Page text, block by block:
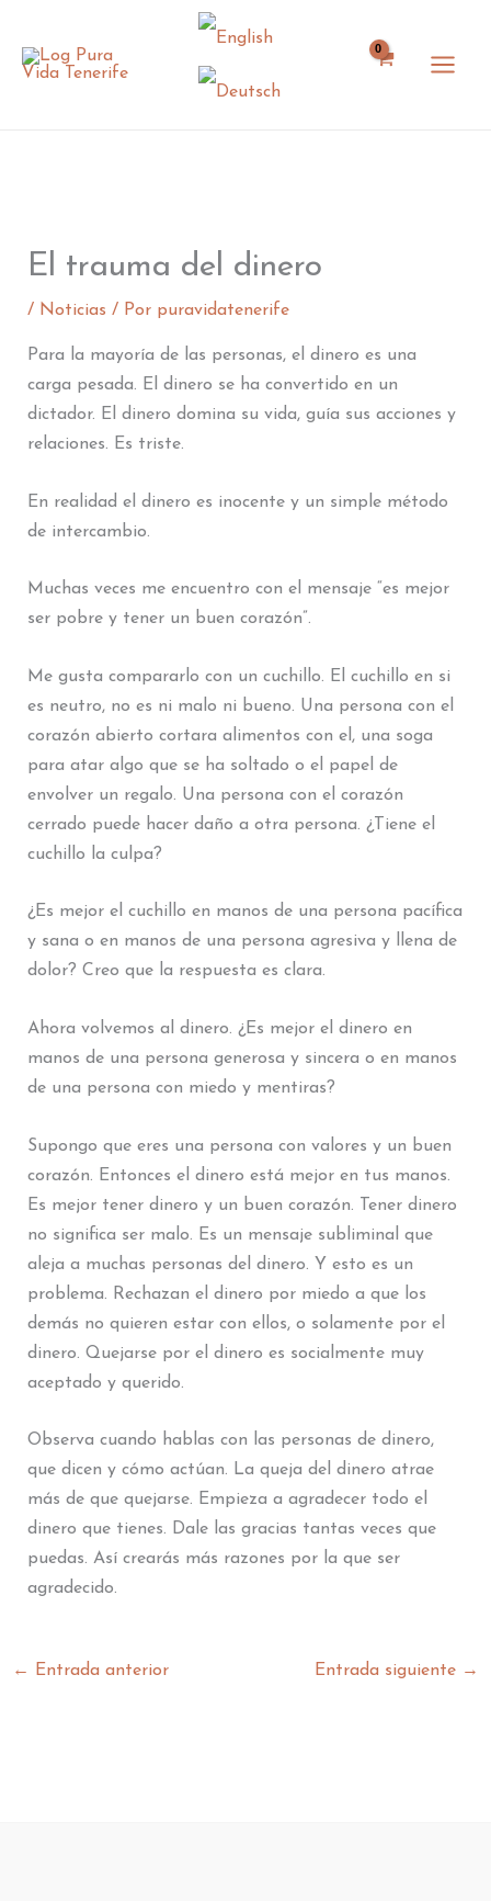
contenido
El trauma del dinero
/ Noticias / Por puravidatenerife
Para la mayoría de las personas, el dinero es una
carga pesada. El dinero se ha convertido en un
dictador. El dinero domina su vida, guía sus acciones y
relaciones. Es triste.
En realidad el dinero es inocente y un simple método
de intercambio.
Muchas veces me encuentro con el mensaje “es mejor
ser pobre y tener un buen corazón”.
Me gusta compararlo con un cuchillo. El cuchillo en si
es neutro, no es ni malo ni bueno. Una persona con el
corazón abierto cortara alimentos con el, una soga
para atar algo que se ha soltado o el papel de
envolver un regalo. Una persona con el corazón
cerrado puede hacer daño a otra persona. ¿Tiene el
cuchillo la culpa?
¿Es mejor el cuchillo en manos de una persona pacífica
y sana o en manos de una persona agresiva y llena de
dolor? Creo que la respuesta es clara.
Ahora volvemos al dinero. ¿Es mejor el dinero en
manos de una persona generosa y sincera o en manos
de una persona con miedo y mentiras?
Supongo que eres una persona con valores y un buen
corazón. Entonces el dinero está mejor en tus manos.
Es mejor tener dinero y un buen corazón. Tener dinero
no significa ser malo. Es un mensaje subliminal que
aleja a muchas personas del dinero. Y esto es un
problema. Rechazan el dinero por miedo a que los
demás no quieren estar con ellos, o solamente por el
dinero. Quejarse por el dinero es socialmente muy
aceptado y querido.
Observa cuando hablas con las personas de dinero,
que dicen y cómo actúan. La queja del dinero atrae
más de que quejarse. Empieza a agradecer todo el
dinero que tienes. Dale las gracias tantas veces que
puedas. Así crearás más razones por la que ser
agradecido.
← Entrada anterior Entrada siguiente →